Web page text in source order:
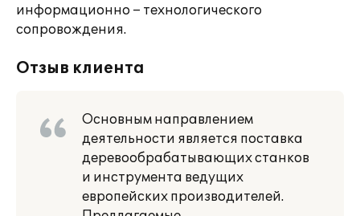
информационно – технологического
сопровождения.
Отзыв клиента
Основным направлением
деятельности является поставка
деревообрабатывающих станков
и инструмента ведущих
европейских производителей.